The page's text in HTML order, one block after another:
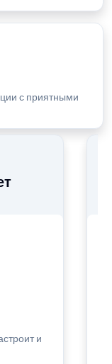
с приятными
и